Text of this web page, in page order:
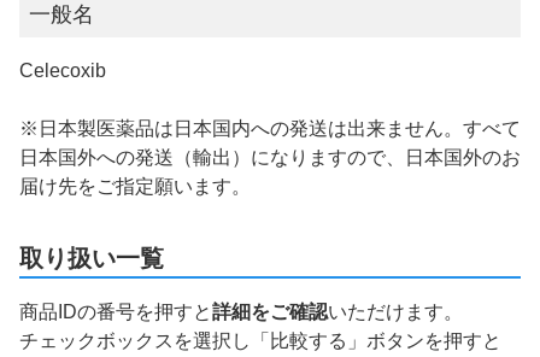
一般名
Celecoxib
※日本製医薬品は日本国内への発送は出来ません。すべて
日本国外への発送（輸出）になりますので、日本国外のお
届け先をご指定願います。
取り扱い一覧
商品IDの番号を押すと詳細をご確認いただけます。
チェックボックスを選択し「比較する」ボタンを押すと